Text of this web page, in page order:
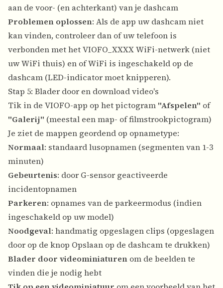
aan de voor- (en achterkant) van je dashcam
Problemen oplossen: Als de app uw dashcam niet
kan vinden, controleer dan of uw telefoon is
verbonden met het VIOFO_XXXX WiFi-netwerk (niet
uw WiFi thuis) en of WiFi is ingeschakeld op de
dashcam (LED-indicator moet knipperen).
Stap 5: Blader door en download video's
Tik in de VIOFO-app op het pictogram "Afspelen" of
"Galerij" (meestal een map- of filmstrookpictogram)
Je ziet de mappen geordend op opnametype:
Normaal: standaard lusopnamen (segmenten van 1-3
minuten)
Gebeurtenis: door G-sensor geactiveerde
incidentopnamen
Parkeren: opnames van de parkeermodus (indien
ingeschakeld op uw model)
Noodgeval: handmatig opgeslagen clips (opgeslagen
door op de knop Opslaan op de dashcam te drukken)
Blader door videominiaturen om de beelden te
vinden die je nodig hebt